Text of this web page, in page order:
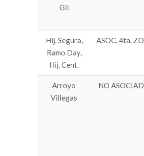
Gil
Hij. Segura,
Ramo Day,
Hij. Cent.
ASOC. 4ta.
Arroyo
Villegas
NO